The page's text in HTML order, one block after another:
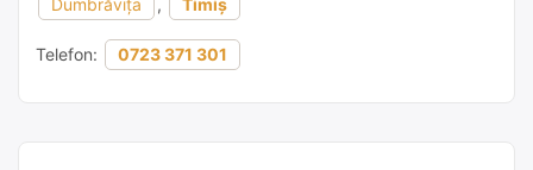
Dumbrăvița , Timiș
Telefon: 0723 371 301